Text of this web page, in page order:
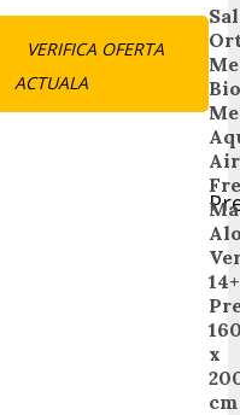
VERIFICA OFERTA
ACTUALA
Bio
x
cm